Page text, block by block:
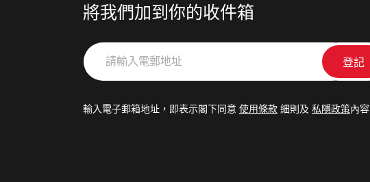
將我們加到你的收件箱
請
輸
郵
輸入電子郵箱地址，即表示閣下同意 使用條款 細則及 私隱政策內容